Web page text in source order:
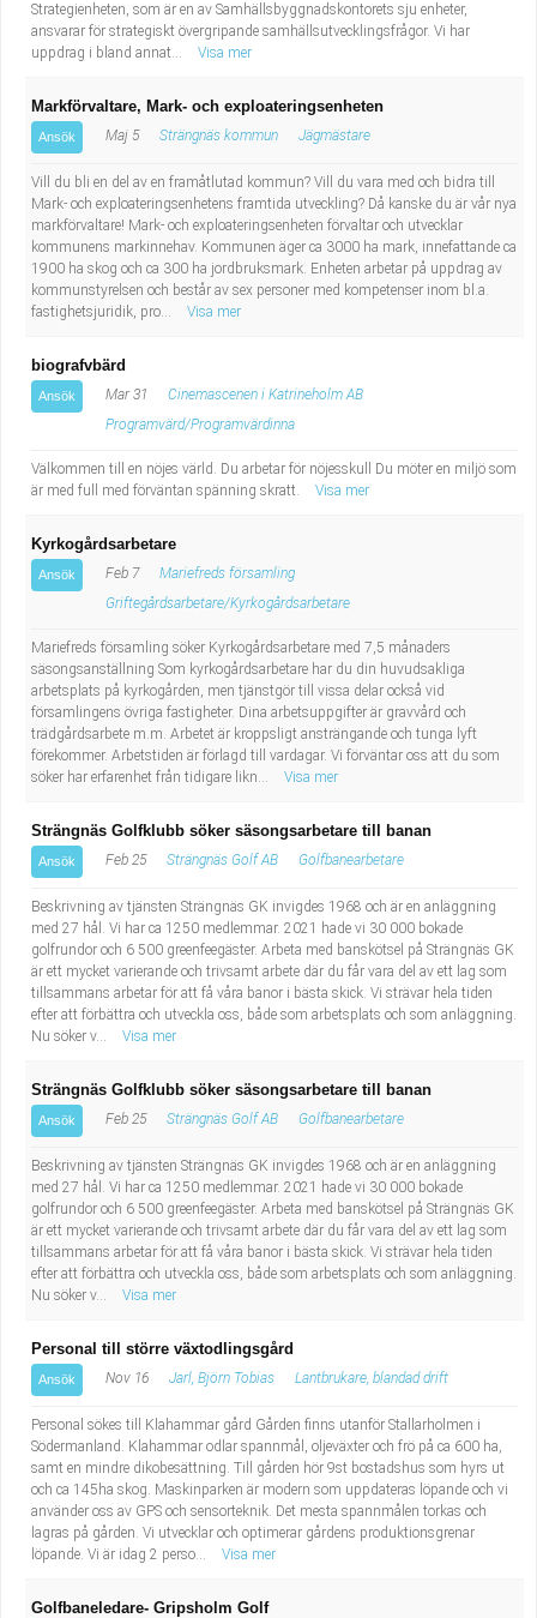
Strategienheten, som är en av Samhällsbyggnadskontorets sju enheter,
ansvarar för strategiskt övergripande samhällsutvecklingsfrågor. Vi har
uppdrag i bland annat...
Visa mer
Markförvaltare, Mark- och exploateringsenheten
Ansök Maj 5 Strängnäs kommun Jägmästare
Vill du bli en del av en framåtlutad kommun? Vill du vara med och bidra till
Mark- och exploateringsenhetens framtida utveckling? Då kanske du är vår nya
markförvaltare! Mark- och exploateringsenheten förvaltar och utvecklar
kommunens markinnehav. Kommunen äger ca 3000 ha mark, innefattande ca
1900 ha skog och ca 300 ha jordbruksmark. Enheten arbetar på uppdrag av
kommunstyrelsen och består av sex personer med kompetenser inom bl.a.
fastighetsjuridik, pro...
Visa mer
biografvbärd
Ansök Mar 31
Cinemascenen i Katrineholm AB
Programvärd/Programvärdinna
Välkommen till en nöjes värld. Du arbetar för nöjesskull Du möter en miljö som
är med full med förväntan spänning skratt.
Visa mer
Kyrkogårdsarbetare
Ansök Feb 7
Mariefreds församling
Griftegårdsarbetare/Kyrkogårdsarbetare
Mariefreds församling söker Kyrkogårdsarbetare med 7,5 månaders
säsongsanställning Som kyrkogårdsarbetare har du din huvudsakliga
arbetsplats på kyrkogården, men tjänstgör till vissa delar också vid
församlingens övriga fastigheter. Dina arbetsuppgifter är gravvård och
trädgårdsarbete m.m. Arbetet är kroppsligt ansträngande och tunga lyft
förekommer. Arbetstiden är förlagd till vardagar. Vi förväntar oss att du som
söker har erfarenhet från tidigare likn...
Visa mer
Strängnäs Golfklubb söker säsongsarbetare till banan
Ansök Feb 25 Strängnäs Golf AB Golfbanearbetare
Beskrivning av tjänsten Strängnäs GK invigdes 1968 och är en anläggning
med 27 hål. Vi har ca 1250 medlemmar. 2021 hade vi 30 000 bokade
golfrundor och 6 500 greenfeegäster. Arbeta med banskötsel på Strängnäs GK
är ett mycket varierande och trivsamt arbete där du får vara del av ett lag som
tillsammans arbetar för att få våra banor i bästa skick. Vi strävar hela tiden
efter att förbättra och utveckla oss, både som arbetsplats och som anläggning.
Nu söker v...
Visa mer
Strängnäs Golfklubb söker säsongsarbetare till banan
Ansök Feb 25 Strängnäs Golf AB Golfbanearbetare
Beskrivning av tjänsten Strängnäs GK invigdes 1968 och är en anläggning
med 27 hål. Vi har ca 1250 medlemmar. 2021 hade vi 30 000 bokade
golfrundor och 6 500 greenfeegäster. Arbeta med banskötsel på Strängnäs GK
är ett mycket varierande och trivsamt arbete där du får vara del av ett lag som
tillsammans arbetar för att få våra banor i bästa skick. Vi strävar hela tiden
efter att förbättra och utveckla oss, både som arbetsplats och som anläggning.
Nu söker v...
Visa mer
Personal till större växtodlingsgård
Ansök Nov 16 Jarl, Björn Tobias Lantbrukare, blandad drift
Personal sökes till Klahammar gård Gården finns utanför Stallarholmen i
Södermanland. Klahammar odlar spannmål, oljeväxter och frö på ca 600 ha,
samt en mindre dikobesättning. Till gården hör 9st bostadshus som hyrs ut
och ca 145ha skog. Maskinparken är modern som uppdateras löpande och vi
använder oss av GPS och sensorteknik. Det mesta spannmålen torkas och
lagras på gården. Vi utvecklar och optimerar gårdens produktionsgrenar
löpande. Vi är idag 2 perso...
Visa mer
Golfbaneledare- Gripsholm Golf